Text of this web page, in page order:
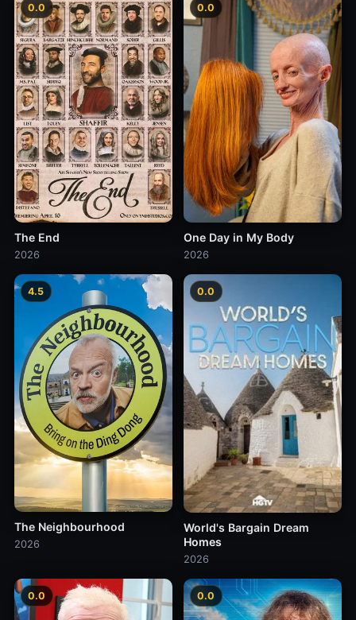
0.0
The End
2026
0.0
One Day in My Body
2026
4.5
The Neighbourhood
2026
0.0
World's Bargain Dream
Homes
2026
0.0 0.0